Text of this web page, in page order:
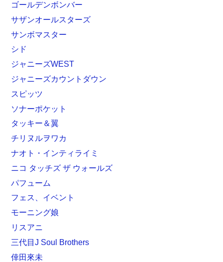
ゴールデンボンバー
サザンオールスターズ
サンボマスター
シド
ジャニーズWEST
ジャニーズカウントダウン
スピッツ
ソナーポケット
タッキー＆翼
チリヌルヲワカ
ナオト・インティライミ
ニコ タッチズ ザ ウォールズ
パフューム
フェス、イベント
モーニング娘
リスアニ
三代目J Soul Brothers
倖田來未